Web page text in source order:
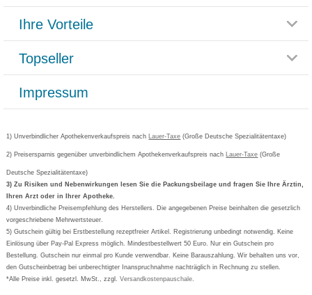
Häufig gestellte Fragen
Datenschutz
AGB
Cookie-Einstellungen
Vertrag widerrufen
Rücksendemöglichkeit
Paketlieferstatus
Versandkosten
Bestellschein ausfüllen
Newsletteranmeldung
Ihre Vorteile
Rezeptlieferung
Bonusprogramm
Gutschein und Rabatte
Kundenbewertung
Topseller
Grippostad
Bepanthen
Formoline
Wick
Eucerin
Basica
Impressum
1) Unverbindlicher Apothekenverkaufspreis nach Lauer-Taxe (Große Deutsche Spezialitätentaxe)
2) Preisersparnis gegenüber unverbindlichem Apothekenverkaufspreis nach Lauer-Taxe (Große
Deutsche Spezialitätentaxe)
3) Zu Risiken und Nebenwirkungen lesen Sie die Packungsbeilage und fragen Sie Ihre Ärztin,
Ihren Arzt oder in Ihrer Apotheke.
4) Unverbindliche Preisempfehlung des Herstellers. Die angegebenen Preise beinhalten die gesetzlich
vorgeschriebene Mehrwertsteuer.
5) Gutschein gültig bei Erstbestellung rezeptfreier Artikel. Registrierung unbedingt notwendig. Keine
Einlösung über Pay-Pal Express möglich. Mindestbestellwert 50 Euro. Nur ein Gutschein pro
Bestellung. Gutschein nur einmal pro Kunde verwendbar. Keine Barauszahlung. Wir behalten uns vor,
den Gutscheinbetrag bei unberechtigter Inanspruchnahme nachträglich in Rechnung zu stellen.
*Alle Preise inkl. gesetzl. MwSt., zzgl.Versandkostenpauschale.